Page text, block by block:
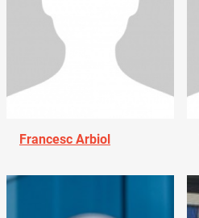
Francesc Arbiol